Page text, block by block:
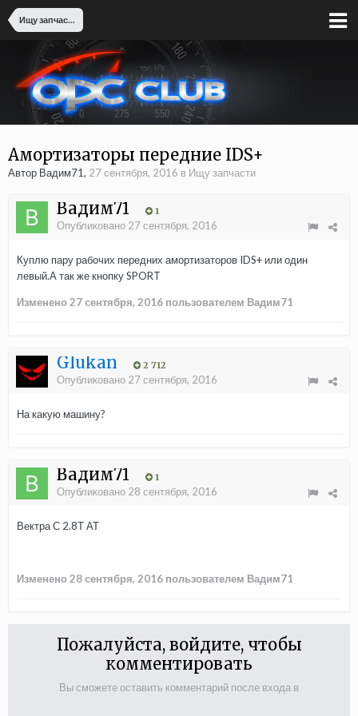
Ищу запчасти
Амортизаторы передние IDS+
Автор Вадим71, 27 сентября, 2016 в Ищу запчасти
Вадим71 1
Опубликовано 27 сентября, 2016
Куплю пару рабочих передних амортизаторов IDS+ или один
левый.А так же кнопку SPORT
Изменено27 сентября, 2016 пользователем Вадим71
Glukan 2 712
Опубликовано 27 сентября, 2016
На какую машину?
Вадим71 1
Опубликовано 28 сентября, 2016
Вектра С 2.8Т АТ
Изменено28 сентября, 2016 пользователем Вадим71
Пожалуйста, войдите, чтобы
комментировать
Вы сможете оставить комментарий после входа в